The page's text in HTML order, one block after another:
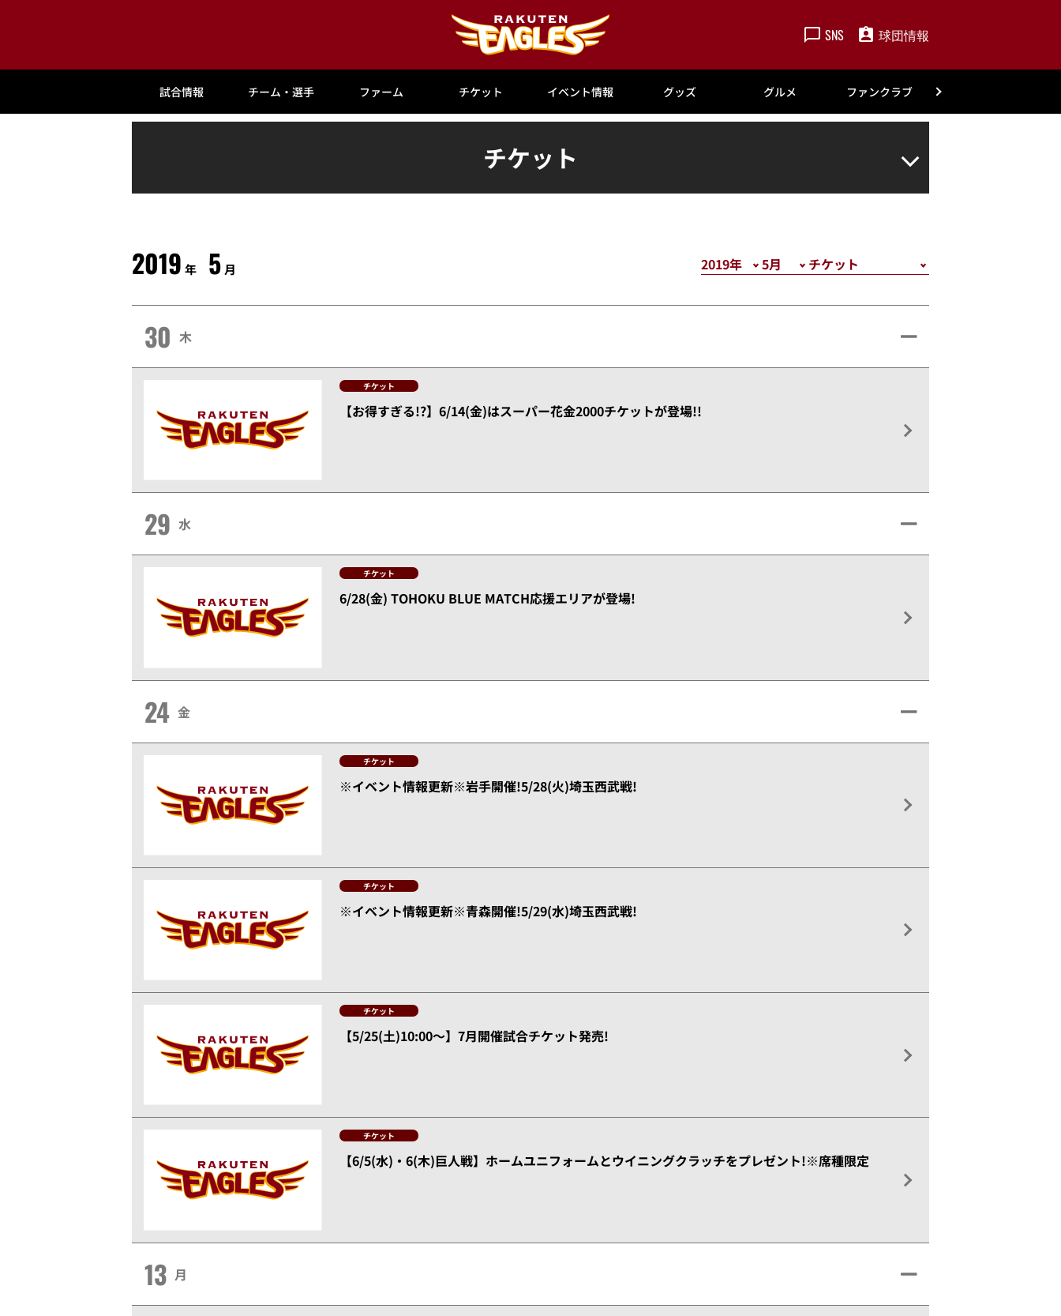
SNS 球団情報
試合情報 チーム・選手 ファーム チケット イベント情報 グッズ グルメ ファンクラブ
チケット
2019 年 5 月
30 木
チケット
【お得すぎる!?】6/14(金)はスーパー花金2000チケットが登場!!
29 水
チケット
6/28(金) TOHOKU BLUE MATCH応援エリアが登場!
24 金
チケット
※イベント情報更新※岩手開催!5/28(火)埼玉西武戦!
チケット
※イベント情報更新※青森開催!5/29(水)埼玉西武戦!
チケット
【5/25(土)10:00～】7月開催試合チケット発売!
チケット
【6/5(水)・6(木)巨人戦】ホームユニフォームとウイニングクラッチをプレゼント!※席種限定
13 月